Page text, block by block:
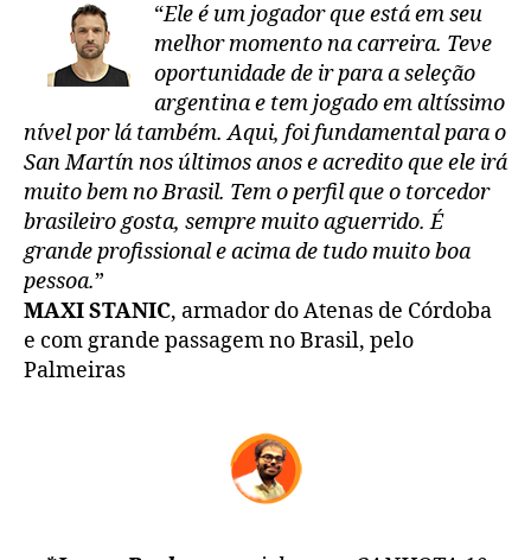
“Ele é um jogador que está em seu
melhor momento na carreira. Teve
oportunidade de ir para a seleção
argentina e tem jogado em altíssimo
nível por lá também. Aqui, foi fundamental para o
San Martín nos últimos anos e acredito que ele irá
muito bem no Brasil. Tem o perfil que o torcedor
brasileiro gosta, sempre muito aguerrido. É
grande profissional e acima de tudo muito boa
pessoa.”
MAXI STANIC, armador do Atenas de Córdoba
e com grande passagem no Brasil, pelo
Palmeiras